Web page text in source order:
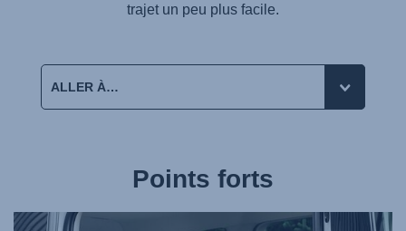
trajet un peu plus facile.
Points forts